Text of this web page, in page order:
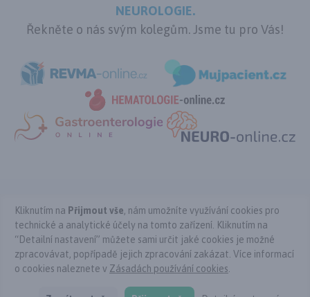
NEUROLOGIE.
Řekněte o nás svým kolegům. Jsme tu pro Vás!
Kontakt Podmínky použití
Ochrana osobních údajů
Cookies
Nastavení cookies
Copyright © Atopie-online-mezioborove.cz 2026
Powered by Pears Health Cyber Europe, s.r.o. All Rights Reserved.
vznikly ve spolupráci s
EUNI.cz.
Kliknutím na Přijmout vše , nám umožníte využívání cookies pro
technické a analytické účely na tomto zařízení. Kliknutím na
“Detailní nastavení” můžete sami určit jaké cookies je možné
zpracovávat, popřípadě jejich zpracování zakázat. Více informací
o cookies naleznete v Zásadách používání cookies